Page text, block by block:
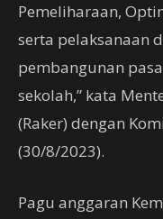
Pemeliharaan,
serta pelaksanaan
pembangunan
sekolah,” kata
(Raker) dengan
(30/8/2023).
Pagu anggaran